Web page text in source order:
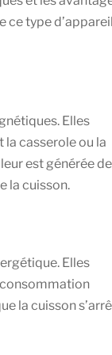
ce type d’appareil
Elles
casserole ou la
est générée de
la cuisson.
Elles
la cuisson